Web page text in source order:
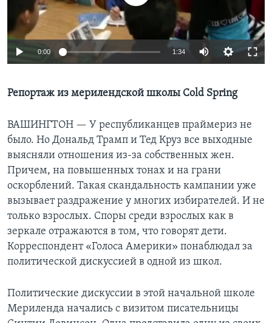
Learning English
СОЦИАЛЬНЫЕ СЕТИ
0:00 1:34
Репортаж из мерилендской школы Cold Spring
ВАШИНГТОН — У республиканцев праймериз не
было. Но Дональд Трамп и Тед Круз все выходные
выясняли отношения из-за собственных жен.
Причем, на повышенных тонах и на грани
оскорблений. Такая скандальность кампании уже
вызывает раздражение у многих избирателей. И не
только взрослых. Споры среди взрослых как в
зеркале отражаются в том, что говорят дети.
Корреспондент «Голоса Америки» понаблюдал за
политической дискуссией в одной из школ.
Политические дискуссии в этой начальной школе
Мериленда начались с визитом писательницы